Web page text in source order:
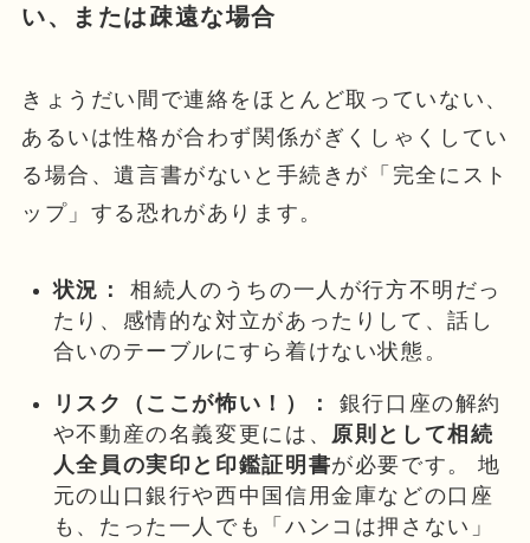
い、または疎遠な場合
きょうだい間で連絡をほとんど取っていない、
あるいは性格が合わず関係がぎくしゃくしてい
る場合、遺言書がないと手続きが「完全にスト
ップ」する恐れがあります。
状況：
相続人のうちの一人が行方不明だっ
たり、感情的な対立があったりして、話し
合いのテーブルにすら着けない状態。
リスク（ここが怖い！）：
銀行口座の解約
や不動産の名義変更には、 原則として相続
人全員の実印と印鑑証明書が必要です。 地
元の山口銀行や西中国信用金庫などの口座
も、たった一人でも「ハンコは押さない」